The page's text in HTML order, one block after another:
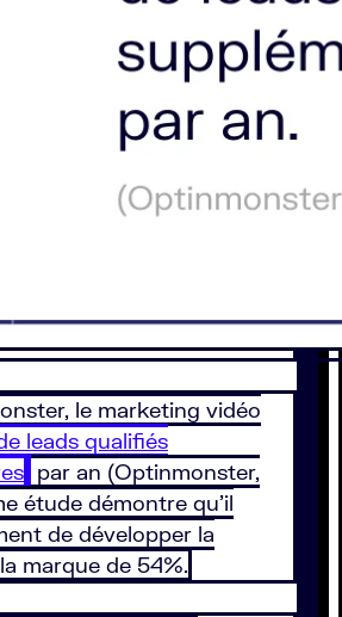
le marketing vidéo
leads qualifiés
par an (Optinmonster,
étude démontre qu’il
de développer la
marque de 54%.